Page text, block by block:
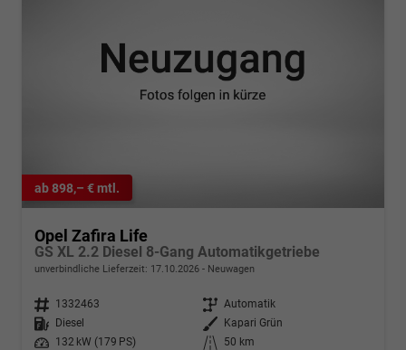
ab 898,– € mtl.
Opel Zafira Life
GS XL 2.2 Diesel 8-Gang Automatikgetriebe
unverbindliche Lieferzeit: 17.10.2026 Neuwagen
Fahrzeugnr. 1332463 Getriebe Automatik
Kraftstoff
Diesel Außenfarbe
Kapari Grün
Leistung
132 kW (179 PS) Kilometerstand 50 km